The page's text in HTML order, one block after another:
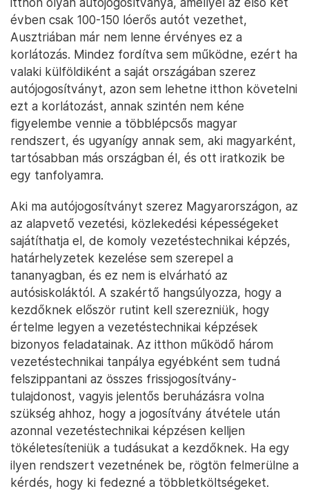
évben csak 100-150 lóerős autót vezethet,
Ausztriában már nem lenne érvényes ez a
korlátozás. Mindez fordítva sem működne, ezért ha
valaki külföldiként a saját országában szerez
autójogosítványt, azon sem lehetne itthon követelni
ezt a korlátozást, annak szintén nem kéne
figyelembe vennie a többlépcsős magyar
rendszert, és ugyanígy annak sem, aki magyarként,
tartósabban más országban él, és ott iratkozik be
egy tanfolyamra.
Aki ma autójogosítványt szerez Magyarországon, az
az alapvető vezetési, közlekedési képességeket
sajátíthatja el, de komoly vezetéstechnikai képzés,
határhelyzetek kezelése sem szerepel a
tananyagban, és ez nem is elvárható az
autósiskoláktól. A szakértő hangsúlyozza, hogy a
kezdőknek először rutint kell szerezniük, hogy
értelme legyen a vezetéstechnikai képzések
bizonyos feladatainak. Az itthon működő három
vezetéstechnikai tanpálya egyébként sem tudná
felszippantani az összes frissjogosítvány-
tulajdonost, vagyis jelentős beruházásra volna
szükség ahhoz, hogy a jogosítvány átvétele után
azonnal vezetéstechnikai képzésen kelljen
tökéletesíteniük a tudásukat a kezdőknek. Ha egy
ilyen rendszert vezetnének be, rögtön felmerülne a
kérdés, hogy ki fedezné a többletköltségeket.